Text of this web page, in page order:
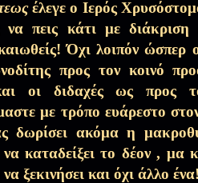
7 Φεβ 2026
31 Ιαν 2026
24 Ιαν 2026
έλεγε ο Ιερός
να πεις κάτι με
Όχι λοιπόν ώσπερ
προς τον κοινό
οι διδαχές ως προς
με τρόπο ευάρεστο
δωρίσει ακόμα η
καταδείξει το δέον , μα
ξεκινήσει και όχι άλλο